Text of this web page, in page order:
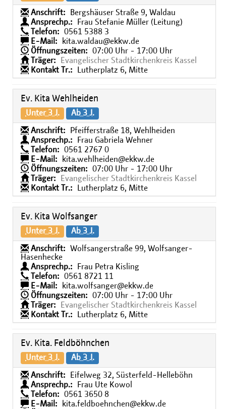
Anschrift:
Bergshäuser Straße 9, Waldau
Ansprechp.:
Frau Stefanie Müller (Leitung)
Telefon:
0561 5388 3
E-Mail:
kita.waldau@ekkw.de
Öffnungszeiten:
07:00 Uhr - 17:00 Uhr
Träger:
Evangelischer Stadtkirchenkreis Kassel
Kontakt Tr.:
Lutherplatz 6, Mitte
Ev. Kita Wehlheiden
Unter 3 J. Ab 3 J.
Anschrift:
Pfeifferstraße 18, Wehlheiden
Ansprechp.:
Frau Gabriela Wehner
Telefon:
0561 2767 0
E-Mail:
kita.wehlheiden@ekkw.de
Öffnungszeiten:
07:00 Uhr - 17:00 Uhr
Träger:
Evangelischer Stadtkirchenkreis Kassel
Kontakt Tr.:
Lutherplatz 6, Mitte
Ev. Kita Wolfsanger
Unter 3 J. Ab 3 J.
Anschrift:
Wolfsangerstraße 99, Wolfsanger-
Hasenhecke
Ansprechp.:
Frau Petra Kisling
Telefon:
0561 8721 11
E-Mail:
kita.wolfsanger@ekkw.de
Öffnungszeiten:
07:00 Uhr - 17:00 Uhr
Träger:
Evangelischer Stadtkirchenkreis Kassel
Kontakt Tr.:
Lutherplatz 6, Mitte
Ev. Kita. Feldböhnchen
Unter 3 J. Ab 3 J.
Anschrift:
Eifelweg 32, Süsterfeld-Helleböhn
Ansprechp.:
Frau Ute Kowol
Telefon:
0561 3650 8
E-Mail:
kita.feldboehnchen@ekkw.de